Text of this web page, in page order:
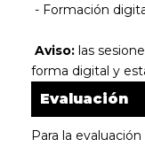
- Formación
Aviso: las
forma digital y
Evaluación
Para la